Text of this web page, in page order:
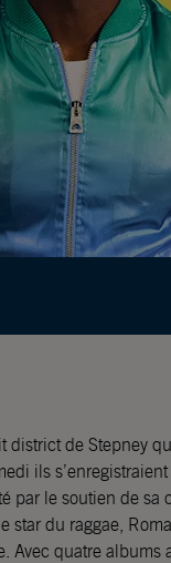
district de Stepney
ils
par le soutien de sa
star du raggae,
Avec quatre albums